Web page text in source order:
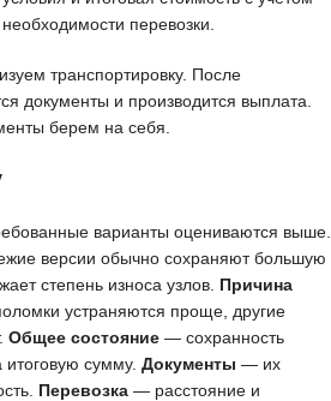
перевозки.
транспортировку. После
документы и производится выплата.
берем на себя.
варианты оцениваются выше.
версии обычно сохраняют большую
степень износа узлов. Причина
устраняются проще, другие
Общее состояние — сохранность
итоговую сумму. Документы — их
Перевозка — расстояние и